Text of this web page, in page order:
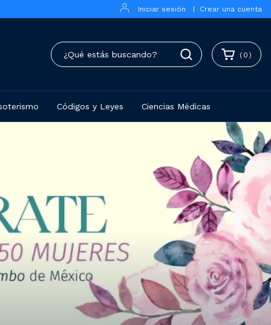
Iniciar sesión Crear una cuenta
( 0 )
Códigos y Leyes Ciencias Médicas